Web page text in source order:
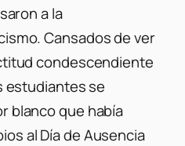
a la
Cansados de ver
condescendiente
estudiantes se
blanco que había
al Día de Ausencia